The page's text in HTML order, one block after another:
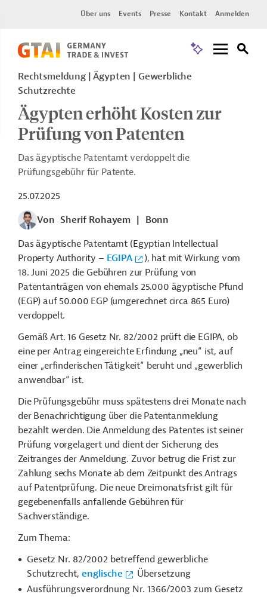
Über uns Events Presse Kontakt Anmelden
Rechtsmeldung Ägypten
Gewerbliche
Schutzrechte
Ägypten erhöht Kosten zur
Prüfung von Patenten
Das ägyptische Patentamt verdoppelt die
Prüfungsgebühr für Patente.
25.07.2025
Von Sherif Rohayem
Bonn
Das ägyptische Patentamt (Egyptian Intellectual
Property Authority – EGIPA
), hat mit Wirkung vom
18. Juni 2025 die Gebühren zur Prüfung von
Patentanträgen von ehemals 25.000 ägyptische Pfund
(EGP) auf 50.000 EGP (umgerechnet circa 865 Euro)
verdoppelt.
Gemäß Art. 16 Gesetz Nr. 82/2002 prüft die EGIPA, ob
eine per Antrag eingereichte Erfindung „neu“ ist, auf
einer „erfinderischen Tätigkeit“ beruht und „gewerblich
anwendbar“ ist.
Die Prüfungsgebühr muss spätestens drei Monate nach
der Benachrichtigung über die Patentanmeldung
bezahlt werden. Die Anmeldung des Patentes ist seiner
Prüfung vorgelagert und dient der Sicherung des
Zeitranges der Anmeldung. Zuvor betrug die Frist zur
Zahlung sechs Monate ab dem Zeitpunkt des Antrags
auf Patentprüfung. Die neue Dreimonatsfrist gilt für
gegebenenfalls anfallende Gebühren für
Sachverständige.
Zum Thema:
Gesetz Nr. 82/2002 betreffend gewerbliche
Schutzrecht, englische
Übersetzung
Ausführungsverordnung Nr. 1366/2003 zum Gesetz